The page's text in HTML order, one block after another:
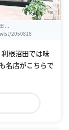
...
2050818
利根沼田では味
名店がこちらで